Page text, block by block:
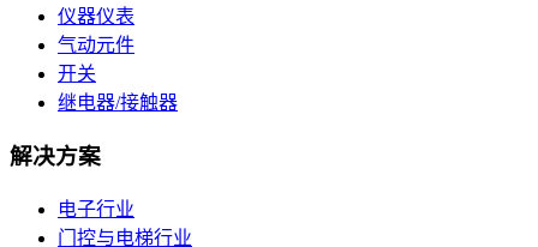
仪器仪表
气动元件
开关
继电器/接触器
解决方案
电子行业
门控与电梯行业